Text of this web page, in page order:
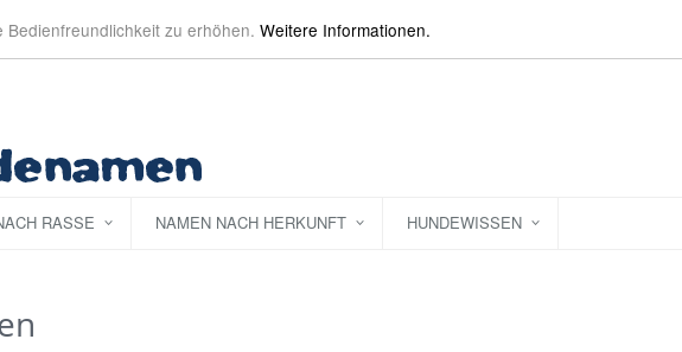
zu erhöhen. Weitere Informationen.
RASSE NAMEN NACH HERKUNFT HUNDEWISSEN